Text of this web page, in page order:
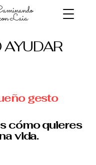
Laia
AYUDAR
gesto
cómo quieres
vida.